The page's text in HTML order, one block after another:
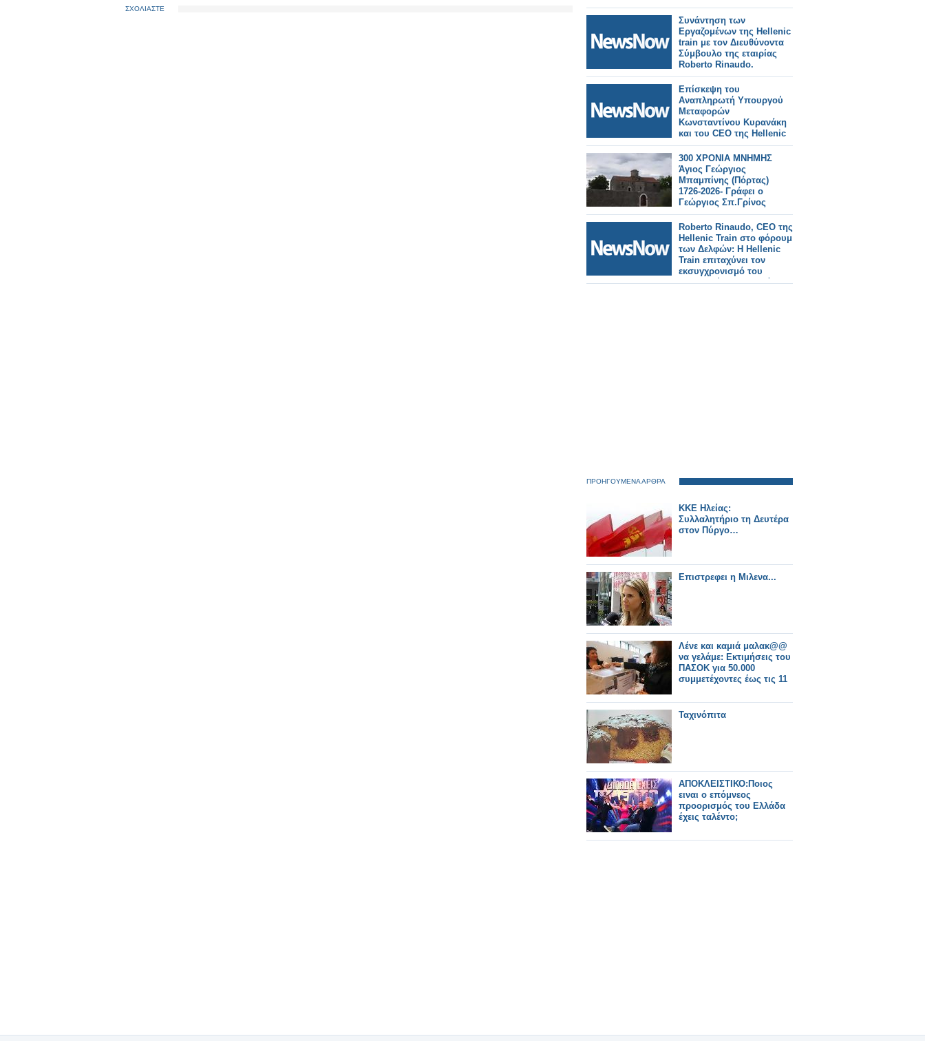
ΣΧΟΛΙΑΣΤΕ
Συνάντηση των
Εργαζομένων της Hellenic
train με τον Διευθύνοντα
Σύμβουλο της εταιρίας
Roberto Rinaudo.
Επίσκεψη του
Αναπληρωτή Υπουργού
Μεταφορών
Κωνσταντίνου Κυρανάκη
και του CEO της Hellenic
Train Roberto Rinaudo
στο Κέντρο Αριστείας της
Alstom στο Savigliano της
Ιταλίας.
300 ΧΡΟΝΙΑ ΜΝΗΜΗΣ
Άγιος Γεώργιος
Μπαμπίνης (Πόρτας)
1726-2026- Γράφει ο
Γεώργιος Σπ.Γρίνος
Roberto Rinaudo, CEO της
Hellenic Train στο φόρουμ
των Δελφών: Η Hellenic
Train επιταχύνει τον
εκσυγχρονισμό του
ελληνικού σιδηροδρόμου.
ΠΡΟΗΓΟΥΜΕΝΑ ΑΡΘΡΑ
ΚΚΕ Ηλείας:
Συλλαλητήριο τη Δευτέρα
στον Πύργο…
Επιστρεφει η Μιλενα...
Λένε και καμιά μαλακ@@
να γελάμε: Εκτιμήσεις του
ΠΑΣΟΚ για 50.000
συμμετέχοντες έως τις 11
Ταχινόπιτα
ΑΠΟΚΛΕΙΣΤΙΚΟ:Ποιος
ειναι ο επόμνεος
προορισμός του Ελλάδα
έχεις ταλέντο;